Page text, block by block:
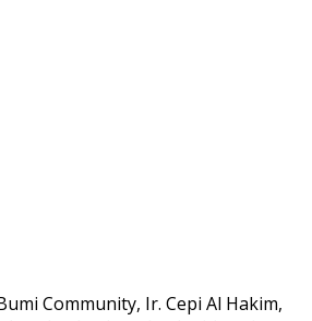
Community, Ir. Cepi Al Hakim,